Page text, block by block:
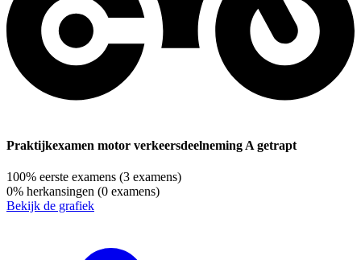
Praktijkexamen motor verkeersdeelneming A getrapt
100% eerste examens (3 examens)
0% herkansingen (0 examens)
Bekijk de grafiek